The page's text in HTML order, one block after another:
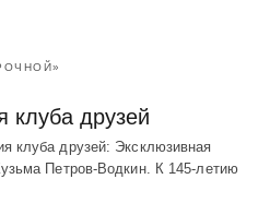
клуба друзей
клуба друзей: Эксклюзивная
Петров-Водкин. К 145-летию